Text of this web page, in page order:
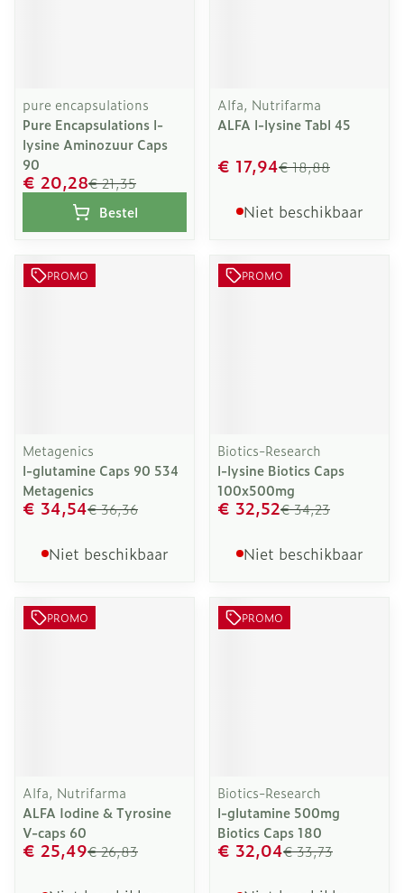
pure encapsulations
Pure Encapsulations l-
lysine Aminozuur Caps
90
€ 21,35
€ 20,28
Bestel
Alfa, Nutrifarma
ALFA l-lysine Tabl 45
€ 18,88
€ 17,94
Niet beschikbaar
PROMO
Metagenics
l-glutamine Caps 90 534
Metagenics
€ 36,36
€ 34,54
Niet beschikbaar
PROMO
Biotics-Research
l-lysine Biotics Caps
100x500mg
€ 34,23
€ 32,52
Niet beschikbaar
PROMO
Alfa, Nutrifarma
ALFA Iodine & Tyrosine
V-caps 60
€ 26,83
€ 25,49
PROMO
Biotics-Research
l-glutamine 500mg
Biotics Caps 180
€ 33,73
€ 32,04